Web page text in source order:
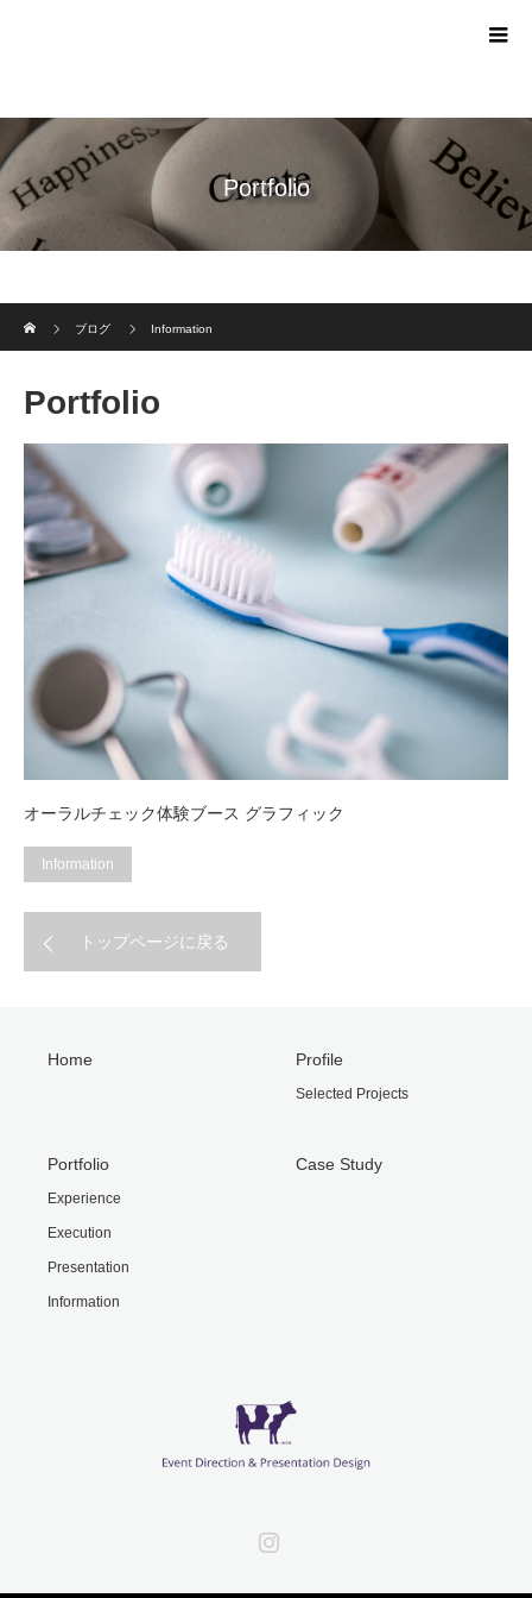
Portfolio
ブログ
Information
オーラルチェック体験ブース グラフィック
Information
トップページに戻る
Home Profile
Selected Projects
Portfolio
Experience
Execution
Presentation
Information
Case Study